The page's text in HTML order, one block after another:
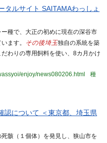
タルサイト SAITAMAわっしょ
種で、大正の初めに現在の深谷市
ます。
その後埼玉独自の系統を築
わりの専用飼料を使い、8カ月かけ
enjoy/news080206.html
種
認について ＜東京都、埼玉県
骸（１個体）を発見し、狭山市を